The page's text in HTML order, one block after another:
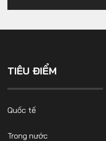
TIÊU ĐIỂM
Quốc tế
Trong nước